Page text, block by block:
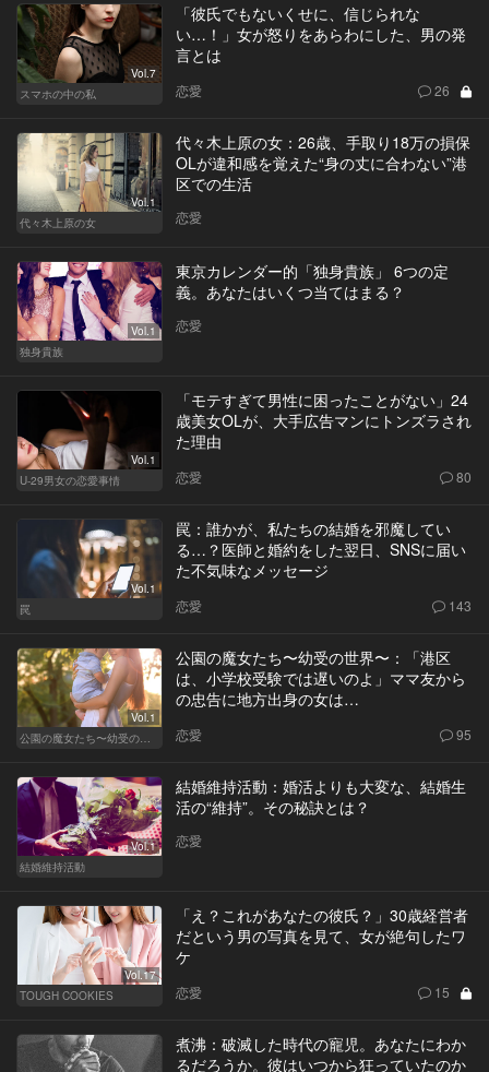
Vol.7
スマホの中の私
「彼氏でもないくせに、信じられな
い…！」女が怒りをあらわにした、男の発
言とは
恋愛 26
Vol.1
代々木上原の女
代々木上原の女：26歳、手取り18万の損保
OLが違和感を覚えた“身の丈に合わない”港
区での生活
恋愛
Vol.1
独身貴族
東京カレンダー的「独身貴族」 6つの定
義。あなたはいくつ当てはまる？
恋愛
Vol.1
U-29男女の恋愛事情
「モテすぎて男性に困ったことがない」24
歳美女OLが、大手広告マンにトンズラされ
た理由
恋愛 80
Vol.1
罠
罠：誰かが、私たちの結婚を邪魔してい
る…？医師と婚約をした翌日、SNSに届い
た不気味なメッセージ
恋愛 143
Vol.1
公園の魔女たち〜幼受の世界〜：「港区
は、小学校受験では遅いのよ」ママ友から
の忠告に地方出身の女は…
恋愛 95
Vol.1
結婚維持活動
結婚維持活動：婚活よりも大変な、結婚生
活の“維持”。その秘訣とは？
恋愛
Vol.17
TOUGH COOKIES
「え？これがあなたの彼氏？」30歳経営者
だという男の写真を見て、女が絶句したワ
ケ
恋愛 15
煮沸：破滅した時代の寵児。あなたにわか
るだろうか。彼はいつから狂っていたのか